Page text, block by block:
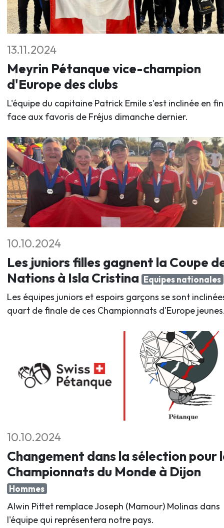
13.11.2024
Meyrin Pétanque vice-champion
d'Europe des clubs
L'équipe du capitaine Patrick Emile s'est inclinée en
face aux favoris de Fréjus dimanche dernier.
10.10.2024
Les juniors filles gagnent la Coupe
Nations à Isla Cristina Equipes nationales
Les équipes juniors et espoirs garçons se sont
quart de finale de ces Championnats d'Europe
10.10.2024
Changement dans la sélection pour
Championnats du Monde à Dijon
Hommes
Alwin Pittet remplace Joseph (Mamour) Molinas dans
l'équipe qui représentera notre pays.